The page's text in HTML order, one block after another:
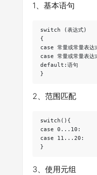
1、基本语句
switch (表达式)
{
case 常量或常量表
case 常量或常量表达
default:语句
2、范围匹配
switch(){
case 0...10:
case 11...20:
3、使用元组